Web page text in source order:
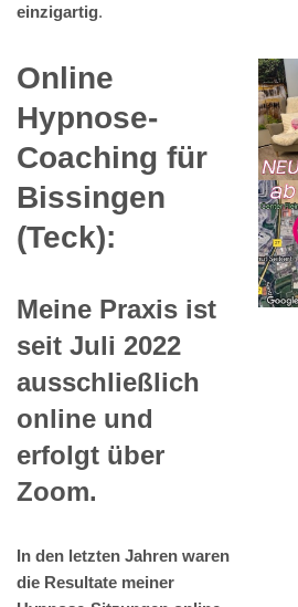
einzigartig.
Online
Hypnose-
Coaching für
Bissingen
(Teck):
Meine Praxis ist
seit Juli 2022
ausschließlich
online und
erfolgt über
Zoom.
In den letzten Jahren waren
die Resultate meiner